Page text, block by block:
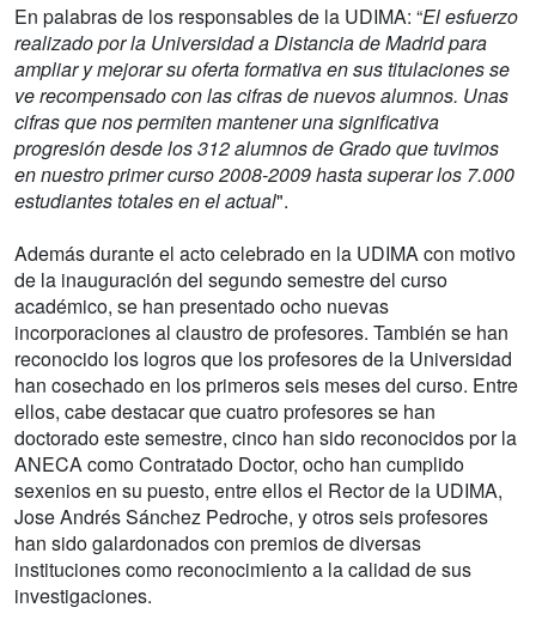
En palabras de los responsables de la UDIMA: “El esfuerzo
realizado por la Universidad a Distancia de Madrid para
ampliar y mejorar su oferta formativa en sus titulaciones se
ve recompensado con las cifras de nuevos alumnos. Unas
cifras que nos permiten mantener una significativa
progresión desde los 312 alumnos de Grado que tuvimos
en nuestro primer curso 2008-2009 hasta superar los 7.000
estudiantes totales en el actual".
Además durante el acto celebrado en la UDIMA con motivo
de la inauguración del segundo semestre del curso
académico, se han presentado ocho nuevas
incorporaciones al claustro de profesores. También se han
reconocido los logros que los profesores de la Universidad
han cosechado en los primeros seis meses del curso. Entre
ellos, cabe destacar que cuatro profesores se han
doctorado este semestre, cinco han sido reconocidos por la
ANECA como Contratado Doctor, ocho han cumplido
sexenios en su puesto, entre ellos el Rector de la UDIMA,
Jose Andrés Sánchez Pedroche, y otros seis profesores
han sido galardonados con premios de diversas
instituciones como reconocimiento a la calidad de sus
investigaciones.